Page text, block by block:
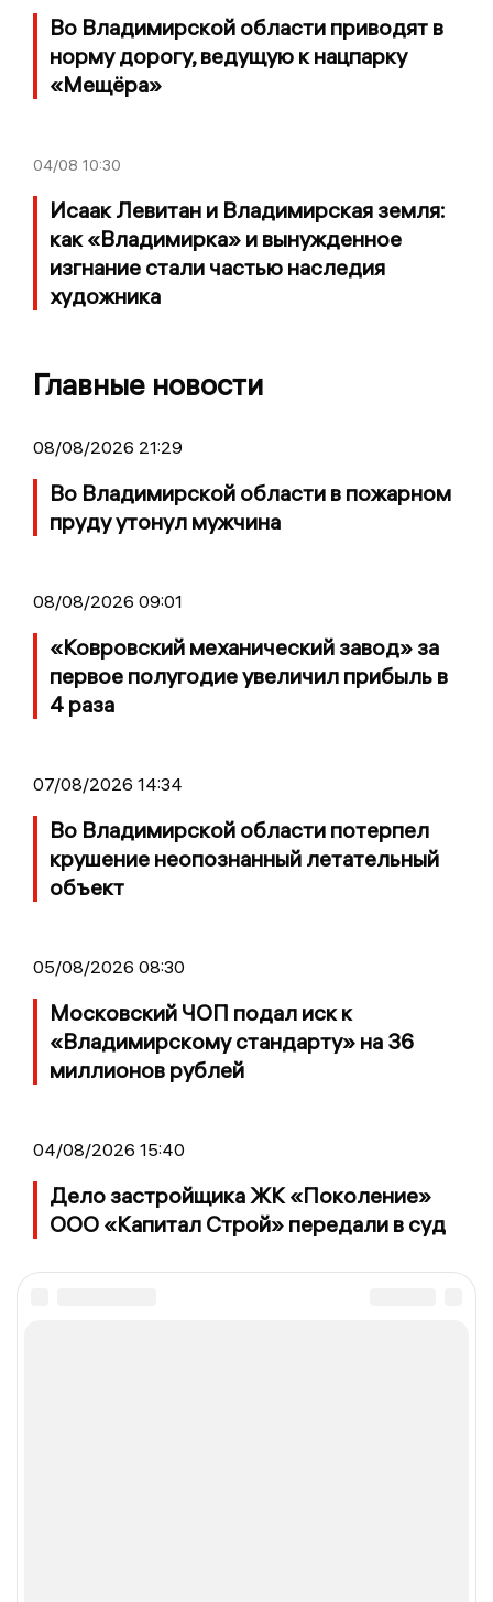
Во Владимирской области приводят в
норму дорогу, ведущую к нацпарку
«Мещёра»
04/08 10:30
Исаак Левитан и Владимирская земля:
как «Владимирка» и вынужденное
изгнание стали частью наследия
художника
Главные новости
08/08/2026 21:29
Во Владимирской области в пожарном
пруду утонул мужчина
08/08/2026 09:01
«Ковровский механический завод» за
первое полугодие увеличил прибыль в
4 раза
07/08/2026 14:34
Во Владимирской области потерпел
крушение неопознанный летательный
объект
05/08/2026 08:30
Московский ЧОП подал иск к
«Владимирскому стандарту» на 36
миллионов рублей
04/08/2026 15:40
Дело застройщика ЖК «Поколение»
ООО «Капитал Строй» передали в суд